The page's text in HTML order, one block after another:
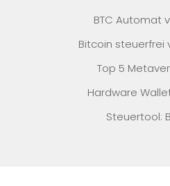
BTC Automat
Bitcoin steuerfrei
Top 5
Hardware
Steuertool: